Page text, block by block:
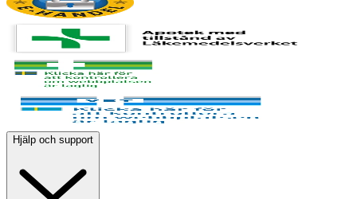
Hjälp och support